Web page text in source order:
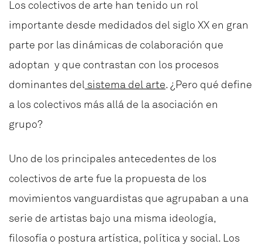
Los colectivos de arte han tenido un rol
importante desde medidados del siglo XX en gran
parte por las dinámicas de colaboración que
adoptan y que contrastan con los procesos
dominantes del sistema del arte. ¿Pero qué define
a los colectivos más allá de la asociación en
grupo?
Uno de los principales antecedentes de los
colectivos de arte fue la propuesta de los
movimientos vanguardistas que agrupaban a una
serie de artistas bajo una misma ideología,
filosofía o postura artística, política y social. Los